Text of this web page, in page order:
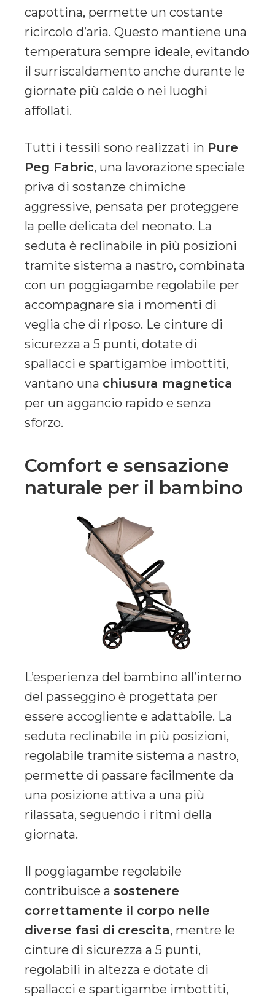
capottina, permette un costante
ricircolo d’aria. Questo mantiene una
temperatura sempre ideale, evitando
il surriscaldamento anche durante le
giornate più calde o nei luoghi
affollati.
Tutti i tessili sono realizzati in Pure
Peg Fabric, una lavorazione speciale
priva di sostanze chimiche
aggressive, pensata per proteggere
la pelle delicata del neonato. La
seduta è reclinabile in più posizioni
tramite sistema a nastro, combinata
con un poggiagambe regolabile per
accompagnare sia i momenti di
veglia che di riposo. Le cinture di
sicurezza a 5 punti, dotate di
spallacci e spartigambe imbottiti,
vantano una chiusura magnetica
per un aggancio rapido e senza
sforzo.
Comfort e sensazione
naturale per il bambino
L’esperienza del bambino all’interno
del passeggino è progettata per
essere accogliente e adattabile. La
seduta reclinabile in più posizioni,
regolabile tramite sistema a nastro,
permette di passare facilmente da
una posizione attiva a una più
rilassata, seguendo i ritmi della
giornata.
Il poggiagambe regolabile
contribuisce a sostenere
correttamente il corpo nelle
diverse fasi di crescita, mentre le
cinture di sicurezza a 5 punti,
regolabili in altezza e dotate di
spallacci e spartigambe imbottiti,